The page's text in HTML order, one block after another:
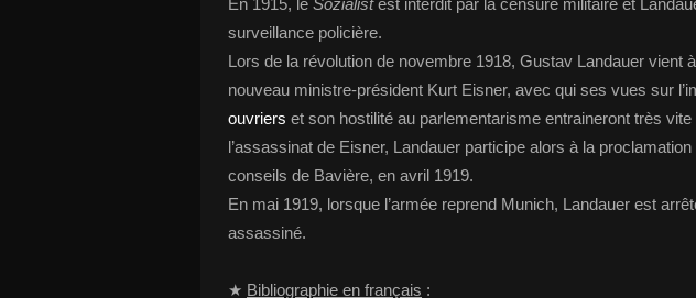
En 1915, le Sozialistest interdit par la censure militaire et
surveillance policière.
Lors de la révolution de novembre 1918, Gustav Landauer vient
nouveau ministre-président Kurt Eisner, avec qui ses vues sur
ouvriers et son hostilité au parlementarisme entraineront très
l’assassinat de Eisner, Landauer participe alors à la
conseils de Bavière, en avril 1919.
En mai 1919, lorsque l’armée reprend Munich, Landauer est
assassiné.
★ Bibliographie en français :